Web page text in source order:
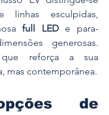
esculpidas,
full LED e para-
generosas.
que reforça a sua
mas contemporânea.
de